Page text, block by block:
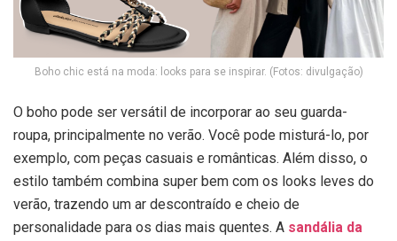
Boho chic está na moda: looks para se inspirar. (Fotos: divulgação)
O boho pode ser versátil de incorporar ao seu guarda-
roupa, principalmente no verão. Você pode misturá-lo, por
exemplo, com peças casuais e românticas. Além disso, o
estilo também combina super bem com os looks leves do
verão, trazendo um ar descontraído e cheio de
personalidade para os dias mais quentes. A sandália da